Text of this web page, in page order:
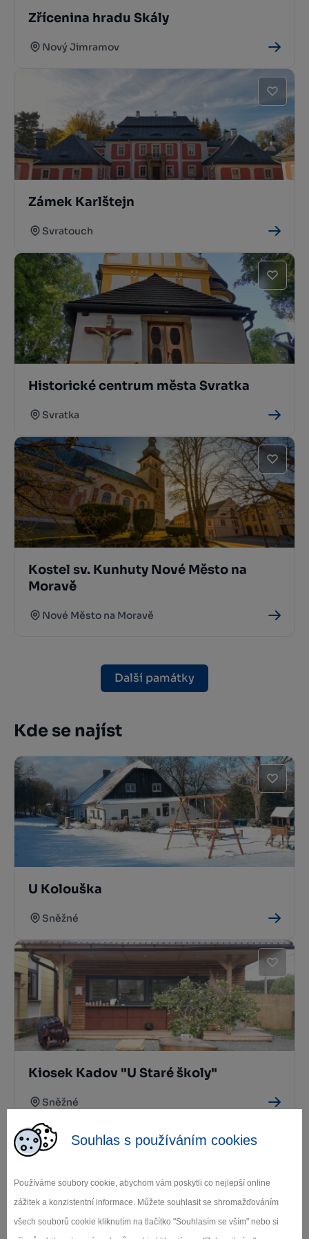
Souhlas s používáním cookies
Používáme soubory cookie, abychom vám poskytli co nejlepší online
zážitek a konzistentní informace. Můžete souhlasit se shromažďováním
všech souborů cookie kliknutím na tlačítko "Souhlasím se vším" nebo si
Zřícenina hradu Skály
Nový Jimramov
Zámek Karlštejn
Svratouch
Historické centrum města Svratka
Svratka
Kostel sv. Kunhuty Nové Město na
Moravě
Nové Město na Moravě
Další památky
Kde se najíst
U Kolouška
Sněžné
Kiosek Kadov "U Staré školy"
Sněžné